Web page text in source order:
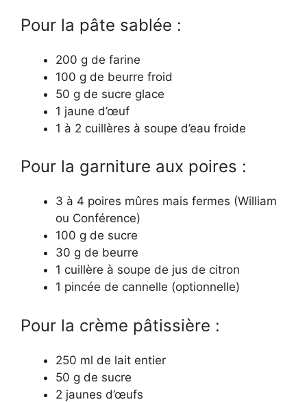
Pour la pâte sablée :
200 g de farine
100 g de beurre froid
50 g de sucre glace
1 jaune d’œuf
1 à 2 cuillères à soupe d’eau froide
Pour la garniture aux poires :
3 à 4 poires mûres mais fermes (William
ou Conférence)
100 g de sucre
30 g de beurre
1 cuillère à soupe de jus de citron
1 pincée de cannelle (optionnelle)
Pour la crème pâtissière :
250 ml de lait entier
50 g de sucre
2 jaunes d’œufs